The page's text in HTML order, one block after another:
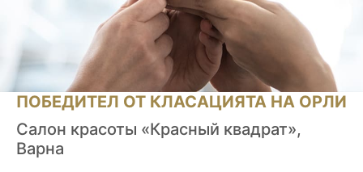
ПОБЕДИТЕЛ ОТ КЛАСАЦИЯТА НА ОРЛИ
Салон красоты «Красный квадрат»,
Варна